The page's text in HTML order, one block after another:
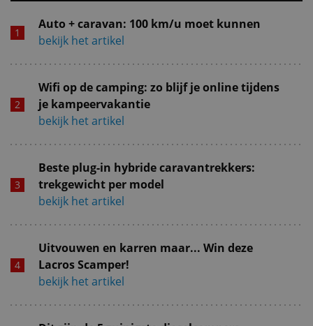
Auto + caravan: 100 km/u moet kunnen
bekijk het artikel
Wifi op de camping: zo blijf je online tijdens
je kampeervakantie
bekijk het artikel
Beste plug-in hybride caravantrekkers:
trekgewicht per model
bekijk het artikel
Uitvouwen en karren maar... Win deze
Lacros Scamper!
bekijk het artikel